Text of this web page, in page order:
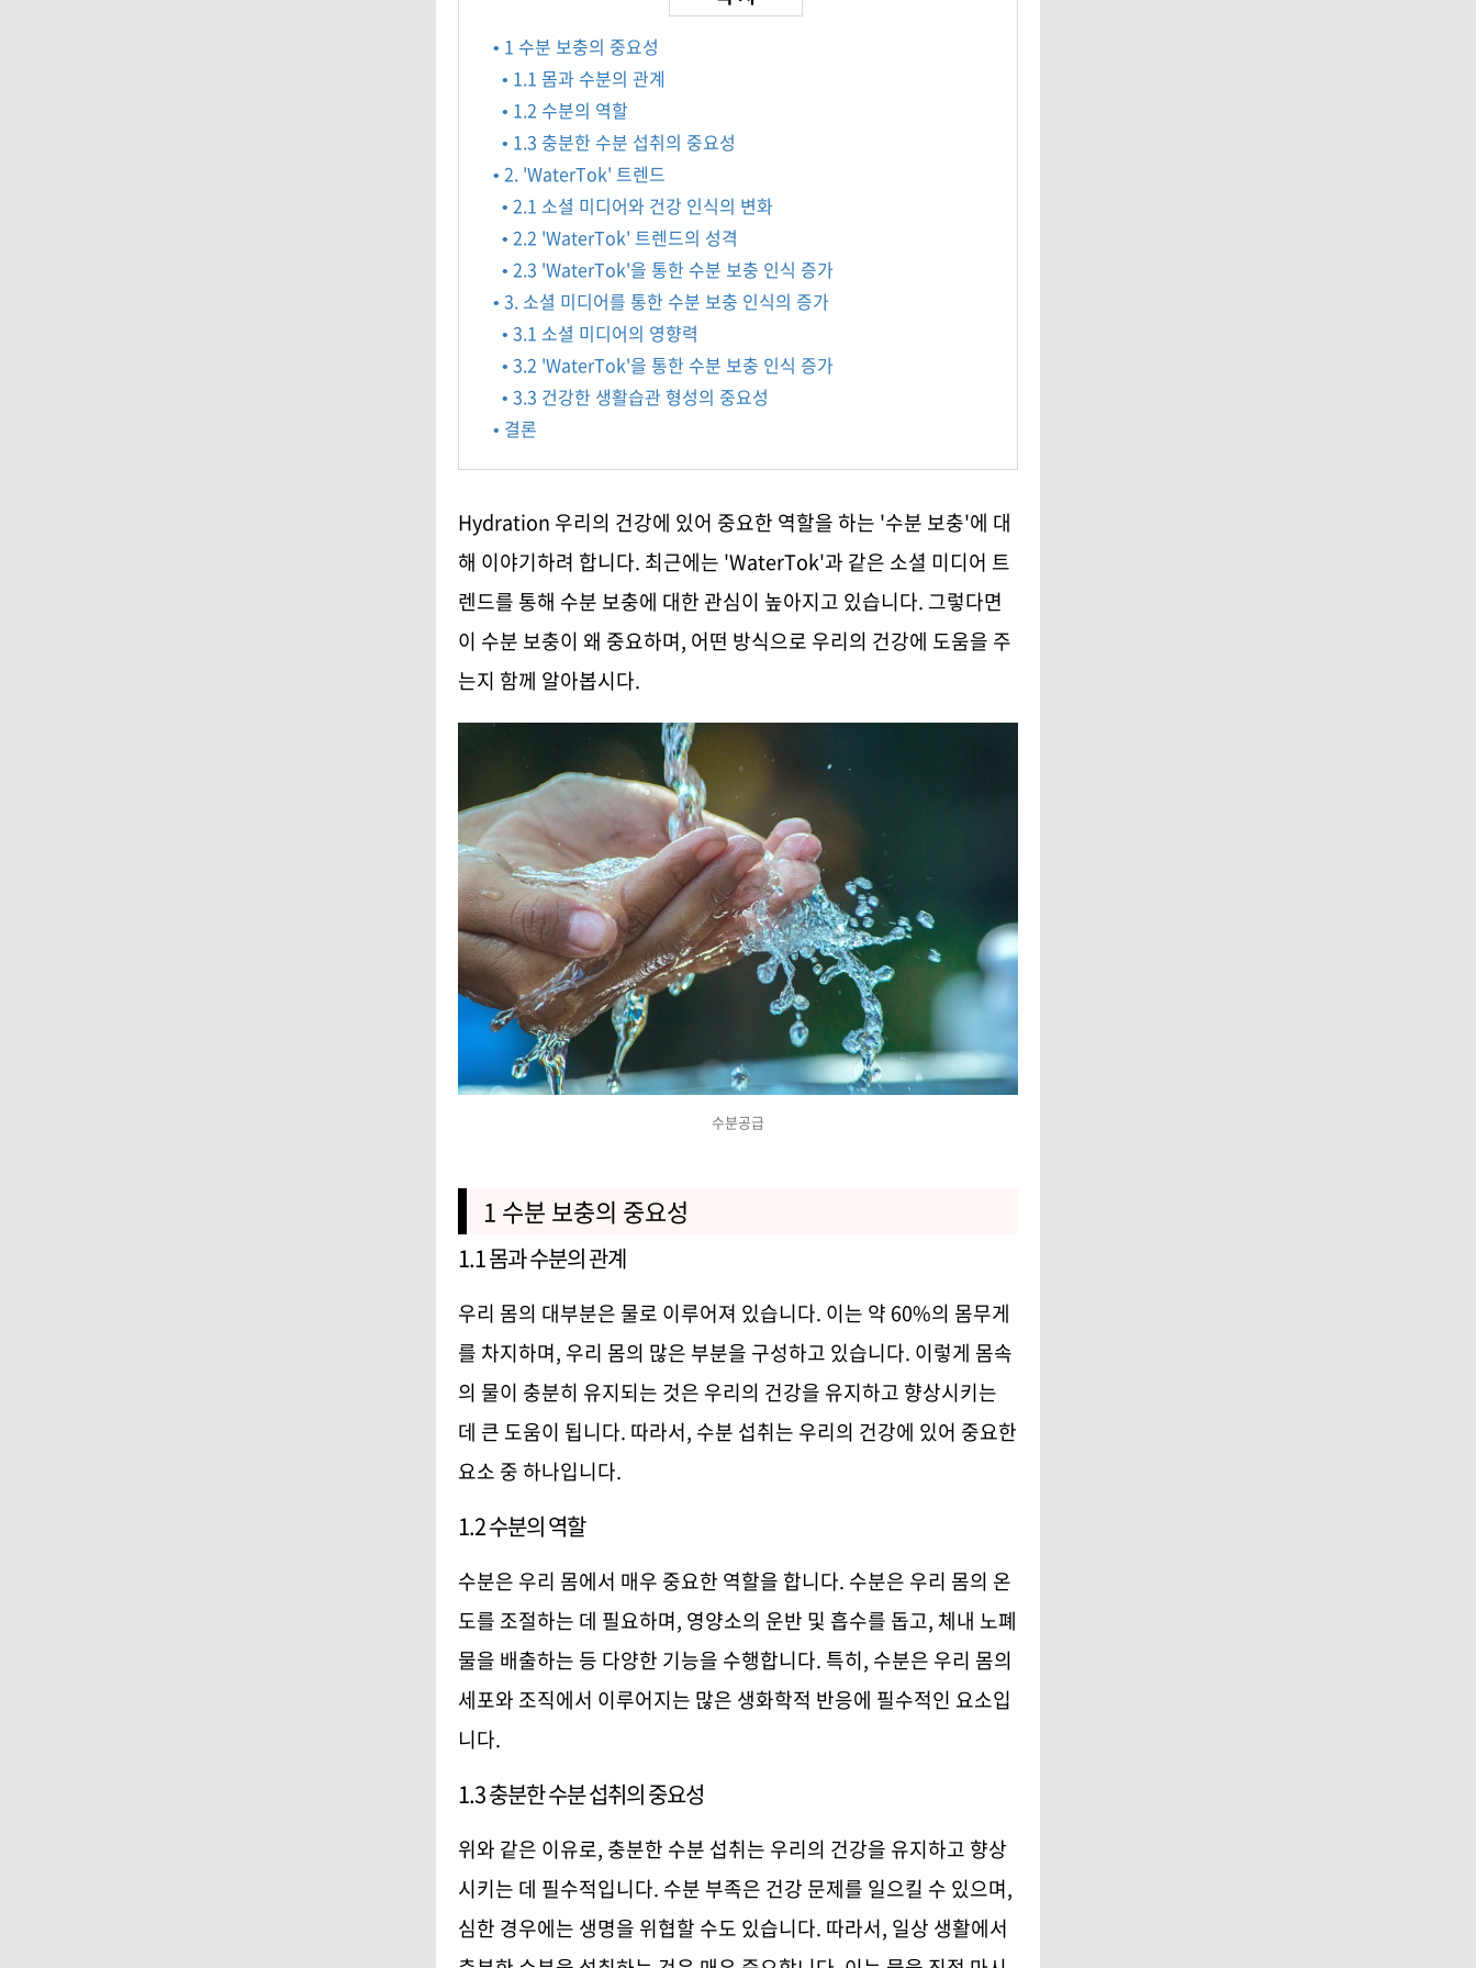
• 1 수분 보충의 중요성
• 1.1 몸과 수분의 관계
• 1.2 수분의 역할
• 1.3 충분한 수분 섭취의 중요성
• 2. 'WaterTok' 트렌드
• 2.1 소셜 미디어와 건강 인식의 변화
• 2.2 'WaterTok' 트렌드의 성격
• 2.3 'WaterTok'을 통한 수분 보충 인식 증가
• 3. 소셜 미디어를 통한 수분 보충 인식의 증가
• 3.1 소셜 미디어의 영향력
• 3.2 'WaterTok'을 통한 수분 보충 인식 증가
• 3.3 건강한 생활습관 형성의 중요성
• 결론
Hydration 우리의 건강에 있어 중요한 역할을 하는 '수분 보충'에 대
해 이야기하려 합니다. 최근에는 'WaterTok'과 같은 소셜 미디어 트
렌드를 통해 수분 보충에 대한 관심이 높아지고 있습니다. 그렇다면
이 수분 보충이 왜 중요하며, 어떤 방식으로 우리의 건강에 도움을 주
는지 함께 알아봅시다.
수분공급
1 수분 보충의 중요성
1.1몸과 수분의 관계
우리 몸의 대부분은 물로 이루어져 있습니다. 이는 약 60%의 몸무게
를 차지하며, 우리 몸의 많은 부분을 구성하고 있습니다. 이렇게 몸속
의 물이 충분히 유지되는 것은 우리의 건강을 유지하고 향상시키는
데 큰 도움이 됩니다. 따라서, 수분 섭취는 우리의 건강에 있어 중요한
요소 중 하나입니다.
1.2수분의 역할
수분은 우리 몸에서 매우 중요한 역할을 합니다. 수분은 우리 몸의 온
도를 조절하는 데 필요하며, 영양소의 운반 및 흡수를 돕고, 체내 노폐
물을 배출하는 등 다양한 기능을 수행합니다. 특히, 수분은 우리 몸의
세포와 조직에서 이루어지는 많은 생화학적 반응에 필수적인 요소입
니다.
1.3충분한 수분 섭취의 중요성
위와 같은 이유로, 충분한 수분 섭취는 우리의 건강을 유지하고 향상
시키는 데 필수적입니다. 수분 부족은 건강 문제를 일으킬 수 있으며,
심한 경우에는 생명을 위협할 수도 있습니다. 따라서, 일상 생활에서